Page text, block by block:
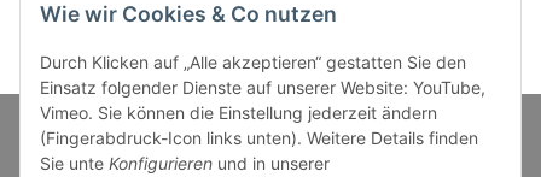
Informationen
Wie wir Cookies & Co nutzen
Durch Klicken auf „Alle akzeptieren“ gestatten Sie den
Einsatz folgender Dienste auf unserer Website: YouTube,
Vimeo. Sie können die Einstellung jederzeit ändern
(Fingerabdruck-Icon links unten). Weitere Details finden
Sie unte Konfigurieren und in unserer